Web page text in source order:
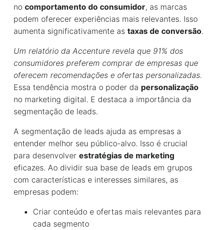
no comportamento do consumidor, as marcas
podem oferecer experiências mais relevantes. Isso
aumenta significativamente as taxas de conversão.
Um relatório da Accenture revela que 91% dos
consumidores preferem comprar de empresas que
oferecem recomendações e ofertas personalizadas.
Essa tendência mostra o poder da personalização
no marketing digital. E destaca a importância da
segmentação de leads.
A segmentação de leads ajuda as empresas a
entender melhor seu público-alvo. Isso é crucial
para desenvolver estratégias de marketing
eficazes. Ao dividir sua base de leads em grupos
com características e interesses similares, as
empresas podem:
Criar conteúdo e ofertas mais relevantes para
cada segmento